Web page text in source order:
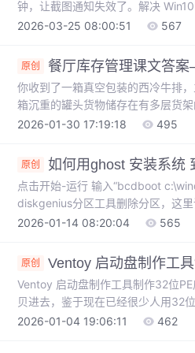
钟，让截图通知失效了。解决
2026-03-25 08:00:51
567
原创 餐厅库存管理课文答
你收到了一箱真空包装的西冷牛排
箱沉重的罐头货物储存在有多层货
机化库存控制系统，要求你每天录
叉污染？你在检查一批冷冻虾的送
流程。
2026-01-30 17:19:18 495
原创 如何用ghost 安装系统
点击开始-运行 输入“bcdboot
diskgenius分区工具删除分区，这
式机想用UEFI+GPT的需要重新分
2026-01-14 08:20:04 565
原创 Ventoy 启动盘制作工
Ventoy 启动盘制作工具制作32位
贝进去，鉴于现在已经很少人用32位
2026-01-04 19:06:11
462